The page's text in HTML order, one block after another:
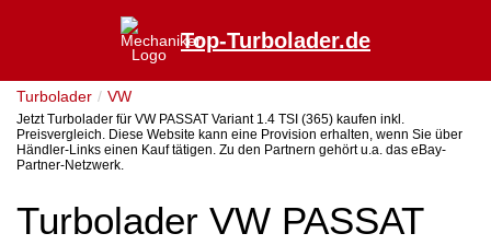
Top-Turbolader.de
Turbolader VW
Jetzt Turbolader für VW PASSAT Variant 1.4 TSI (365) kaufen inkl.
Preisvergleich. Diese Website kann eine Provision erhalten, wenn Sie über
Händler-Links einen Kauf tätigen. Zu den Partnern gehört u.a. das eBay-
Partner-Netzwerk.
Turbolader VW PASSAT